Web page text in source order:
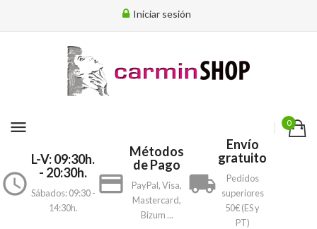
Iniciar sesión
menu 0
access_time
L-V: 09:30h.
- 20:30h.
Sábados: 09:30 -
14:30h.
payment
Métodos
de Pago
PayPal, Visa,
Mastercard,
Bizum ...
local_shipping
Envío
gratuito
Pedidos
superiores
50€ (ES y
PT)